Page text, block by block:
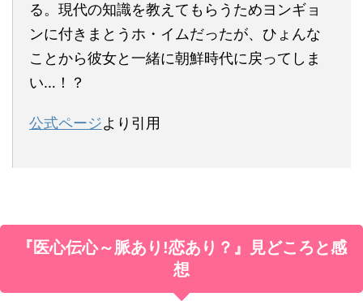
る。現代の知識を教えてもらうためヨンギョ
ンに付きまとうホ・イムだったが、ひょんな
ことから彼女と一緒に朝鮮時代に戻ってしま
い…！？
公式ページより引用
『医心伝心～脈あり!恋あり？』見どころと感
想